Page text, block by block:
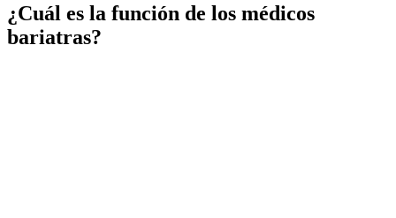
¿Cuál es la función de los médicos
bariatras?